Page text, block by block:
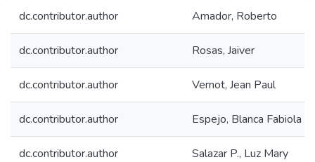
dc.contributor.author Amador, Roberto
dc.contributor.author Rosas, Jaiver
dc.contributor.author Vernot, Jean Paul
dc.contributor.author Espejo, Blanca Fabiola
dc.contributor.author Salazar P., Luz Mary